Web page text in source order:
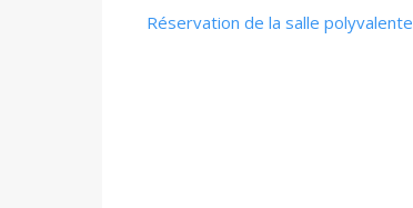
Réservation de la salle polyvalente